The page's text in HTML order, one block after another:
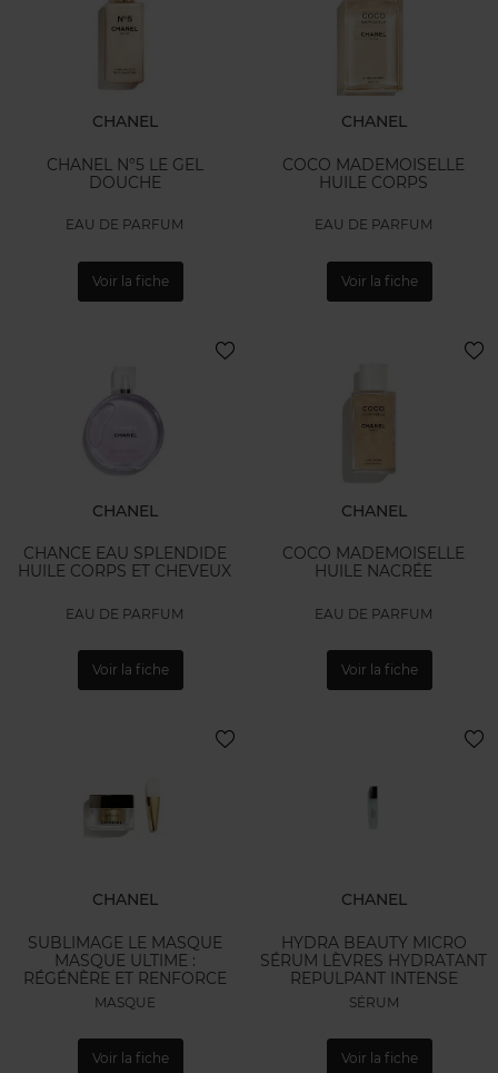
CHANEL
CHANEL N°5 LE GEL
DOUCHE
EAU DE PARFUM
Voir la fiche
CHANEL
COCO MADEMOISELLE
HUILE CORPS
EAU DE PARFUM
Voir la fiche
CHANEL
CHANCE EAU SPLENDIDE
HUILE CORPS ET CHEVEUX
EAU DE PARFUM
Voir la fiche
CHANEL
COCO MADEMOISELLE
HUILE NACRÉE
EAU DE PARFUM
Voir la fiche
CHANEL
SUBLIMAGE LE MASQUE
MASQUE ULTIME :
RÉGÉNÈRE ET RENFORCE
MASQUE
Voir la fiche
CHANEL
HYDRA BEAUTY MICRO
SÉRUM LÈVRES HYDRATANT
REPULPANT INTENSE
SÉRUM
Voir la fiche